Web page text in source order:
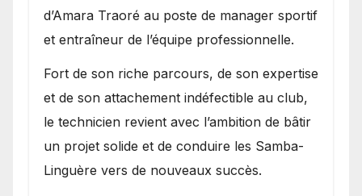
d’Amara Traoré au poste de manager sportif
et entraîneur de l’équipe professionnelle.
Fort de son riche parcours, de son expertise
et de son attachement indéfectible au club,
le technicien revient avec l’ambition de bâtir
un projet solide et de conduire les Samba-
Linguère vers de nouveaux succès.